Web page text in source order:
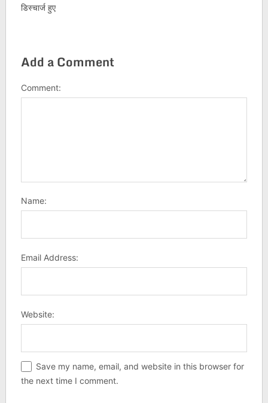
डिस्चार्ज हुए
Add a Comment
Comment:
Name:
Email Address:
Website:
Save my name, email, and website in this browser for
the next time I comment.